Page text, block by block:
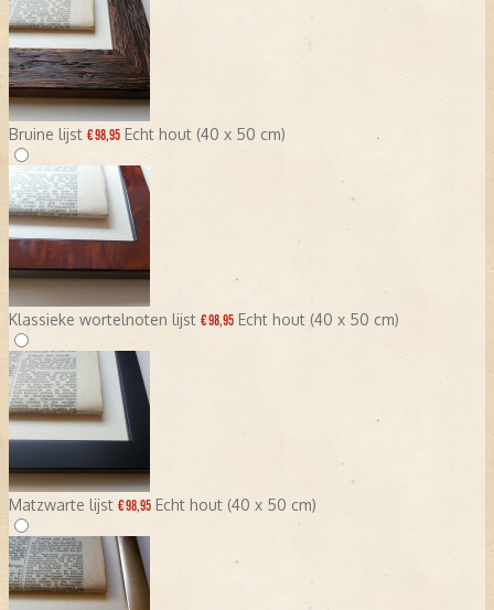
Bruine lijst € 98,95 Echt hout (40 x 50 cm)
Klassieke wortelnoten lijst € 98,95 Echt hout (40 x 50 cm)
Matzwarte lijst € 98,95 Echt hout (40 x 50 cm)